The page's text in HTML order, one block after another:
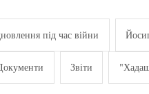
під час війни
Звіти